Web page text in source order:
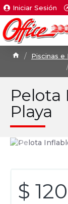
Iniciar Sesión
Piscinas e
Pelota
Playa
$